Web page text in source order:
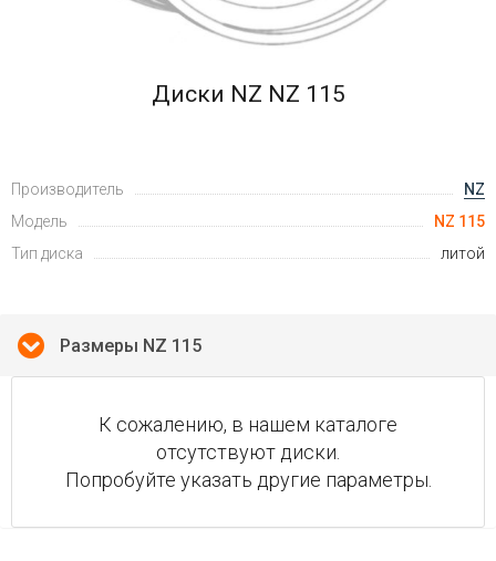
Диски NZ NZ 115
Производитель
NZ
Модель
NZ 115
Тип диска
литой
Размеры NZ 115
К сожалению, в нашем каталоге
отсутствуют диски.
Попробуйте указать другие параметры.